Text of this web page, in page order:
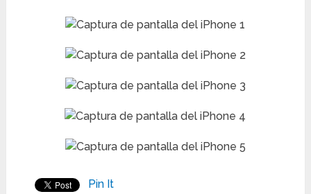
Pin It